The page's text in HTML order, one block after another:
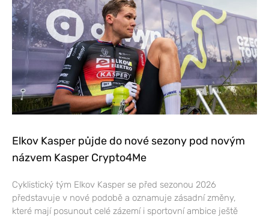
Elkov Kasper půjde do nové sezony pod novým
názvem Kasper Crypto4Me
Cyklistický tým Elkov Kasper se před sezonou 2026
představuje v nové podobě a oznamuje zásadní změny,
které mají posunout celé zázemí i sportovní ambice ještě